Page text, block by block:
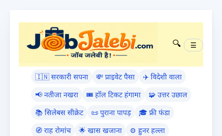
Main
🔍 ☰
🇮🇳 सरकारी सपना 💸 प्राइवेट पैसा
✈️ विदेशी वाला
📢 नतीजा नखरा
🎟️ हॉल टिकट हंगामा
🧩 उत्तर उछाल
📚 सिलेबस सीक्रेट
📜 पुराना पापड़
🎓 फ्री फंडा
🧭 राह रोमांच
🌟 खास खजाना ⚙️ हुनर हल्ला